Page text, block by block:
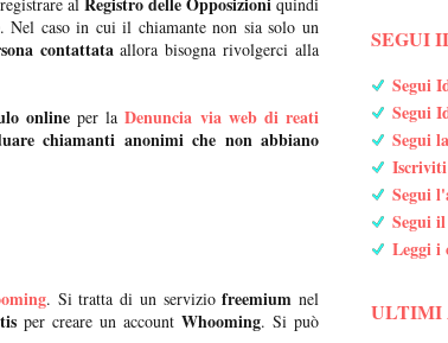
. Nel caso in cui il chiamante non sia solo un
contattataallora bisogna rivolgerci alla
onlineper laDenuncia via web di reati
chiamanti anonimi che non abbiano
. Si tratta di un serviziofreemium nel
per creare un account Whooming. Si può
SEGUI
Segui
Segui
Segui
Iscriviti
Segui
Segui
Leggi i
ULTIMI